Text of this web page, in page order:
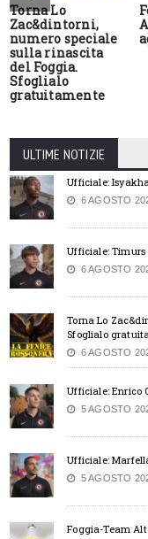
Torna Lo
Zac&dintorni,
numero speciale
sulla rinascita
del Foggia.
Sfoglialo
gratuitamente
ULTIME NOTIZIE
Ufficiale:
6 AGOSTO
Ufficiale: Timurs
6 AGOSTO
Torna Lo
Sfoglialo
6 AGOSTO
Ufficiale: Enrico
5 AGOSTO
Ufficiale:
5 AGOSTO
Foggia-Team